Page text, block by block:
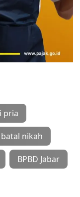
pria
batal nikah
BPBD Jabar